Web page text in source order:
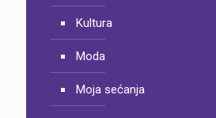
Kultura
Moda
Moja sećanja